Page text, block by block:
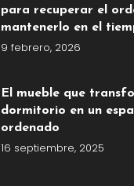
para recuperar el
mantenerlo en el
9 febrero, 2026
El mueble que
dormitorio en un
ordenado
16 septiembre, 2025